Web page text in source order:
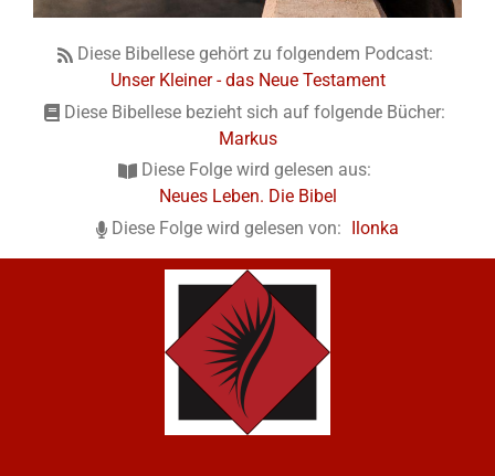
Diese Bibellese gehört zu folgendem Podcast:
Unser Kleiner - das Neue Testament
Diese Bibellese bezieht sich auf folgende Bücher:
Markus
Diese Folge wird gelesen aus:
Neues Leben. Die Bibel
Diese Folge wird gelesen von:
Ilonka